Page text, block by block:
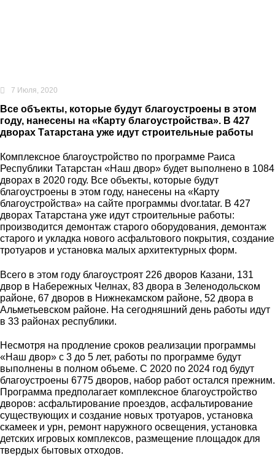
7 Июля, 2020
Все объекты, которые будут благоустроены в этом
году, нанесены на «Карту благоустройства». В 427
дворах Татарстана уже идут строительные работы
Комплексное благоустройство по программе Раиса
Республики Татарстан «Наш двор» будет выполнено в 1084
дворах в 2020 году. Все объекты, которые будут
благоустроены в этом году, нанесены на «Карту
благоустройства» на сайте программы dvor.tatar. В 427
дворах Татарстана уже идут строительные работы:
производится демонтаж старого оборудования, демонтаж
старого и укладка нового асфальтового покрытия, создание
тротуаров и установка малых архитектурных форм.
Всего в этом году благоустроят 226 дворов Казани, 131
двор в Набережных Челнах, 83 двора в Зеленодольском
районе, 67 дворов в Нижнекамском районе, 52 двора в
Альметьевском районе. На сегодняшний день работы идут
в 33 районах республики.
Несмотря на продление сроков реализации программы
«Наш двор» с 3 до 5 лет, работы по программе будут
выполнены в полном объеме. С 2020 по 2024 год будут
благоустроены 6775 дворов, набор работ остался прежним.
Программа предполагает комплексное благоустройство
дворов: асфальтирование проездов, асфальтирование
существующих и создание новых тротуаров, установка
скамеек и урн, ремонт наружного освещения, установка
детских игровых комплексов, размещение площадок для
твердых бытовых отходов.